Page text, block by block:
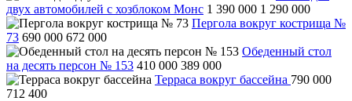
двух автомобилей с хозблоком Монс 1 390 000 1 290 000
Пергола вокруг кострища №
73 690 000 672 000
Обеденный стол
на десять персон № 153 410 000 389 000
Терраса вокруг бассейна 790 000
712 400